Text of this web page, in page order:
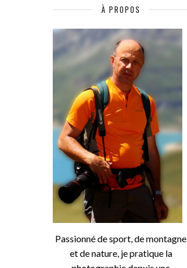
À PROPOS
Passionné de sport, de montagne
et de nature, je pratique la